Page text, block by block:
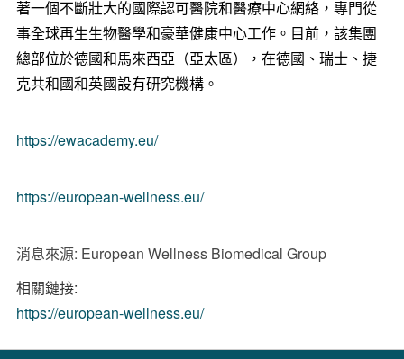
著一個不斷壯大的國際認可醫院和醫療中心網絡，專門從
事全球再生生物醫學和豪華健康中心工作。目前，該集團
總部位於德國和馬來西亞（亞太區），在德國、瑞士、捷
克共和國和英國設有研究機構。
https://ewacademy.eu/
https://european-wellness.eu/
消息來源: European Wellness Biomedical Group
相關鏈接:
https://european-wellness.eu/